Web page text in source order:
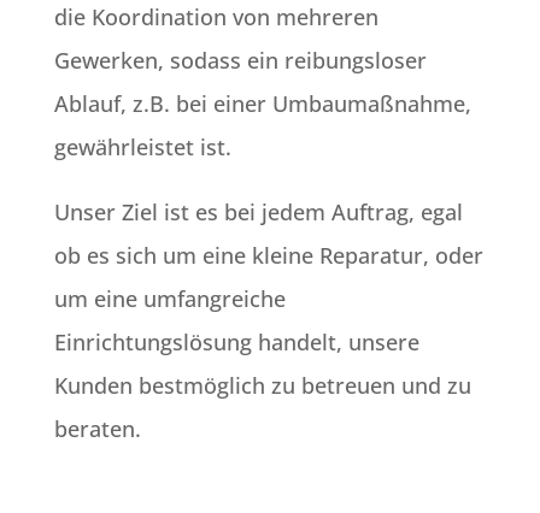
die Koordination von mehreren
Gewerken, sodass ein reibungsloser
Ablauf, z.B. bei einer Umbaumaßnahme,
gewährleistet ist.
Unser Ziel ist es bei jedem Auftrag, egal
ob es sich um eine kleine Reparatur, oder
um eine umfangreiche
Einrichtungslösung handelt, unsere
Kunden bestmöglich zu betreuen und zu
beraten.